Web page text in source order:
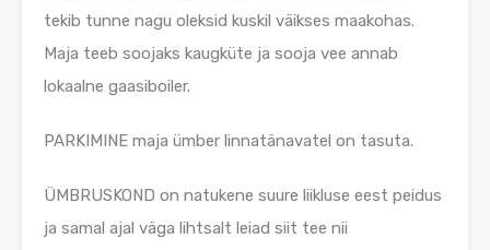
tekib tunne nagu oleksid kuskil väikses maakohas.
Maja teeb soojaks kaugküte ja sooja vee annab
lokaalne gaasiboiler.
PARKIMINE maja ümber linnatänavatel on tasuta.
ÜMBRUSKOND on natukene suure liikluse eest peidus
ja samal ajal väga lihtsalt leiad siit tee nii